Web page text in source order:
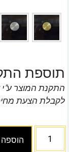
תוספת
התקנת המוצר
לקבלת הצעת